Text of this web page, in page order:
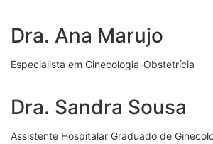
Dra. Ana Marujo
Especialista em Ginecologia-Obstetrícia
Dra. Sandra Sousa
Assistente Hospitalar Graduado de